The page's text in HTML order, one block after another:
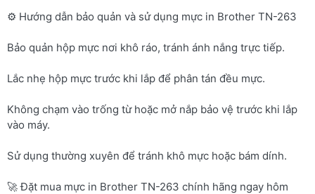
⚙️ Hướng dẫn bảo quản và sử dụng mực in Brother TN-263
Bảo quản hộp mực nơi khô ráo, tránh ánh nắng trực tiếp.
Lắc nhẹ hộp mực trước khi lắp để phân tán đều mực.
Không chạm vào trống từ hoặc mở nắp bảo vệ trước khi lắp
vào máy.
Sử dụng thường xuyên để tránh khô mực hoặc bám dính.
🚀 Đặt mua mực in Brother TN-263 chính hãng ngay hôm